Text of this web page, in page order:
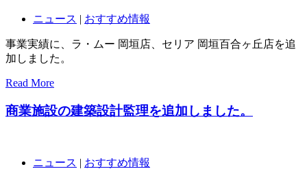
ニュース | おすすめ情報
事業実績に、ラ・ムー 岡垣店、セリア 岡垣百合ヶ丘店を追
加しました。
Read More
商業施設の建築設計監理を追加しました。
ニュース | おすすめ情報